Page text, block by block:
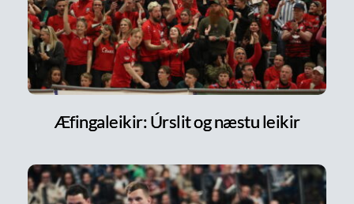
Æfingaleikir: Úrslit og næstu leikir